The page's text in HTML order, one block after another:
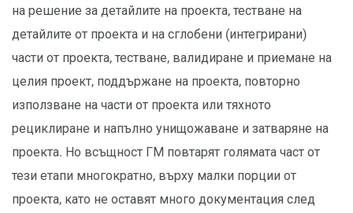
на решение за детайлите на проекта, тестване на
детайлите от проекта и на сглобени (интегрирани)
части от проекта, тестване, валидиране и приемане на
целия проект, поддържане на проекта, повторно
използване на части от проекта или тяхното
рециклиране и напълно унищожаване и затваряне на
проекта. Но всъщност ГМ повтарят голямата част от
тези етапи многократно, върху малки порции от
проекта, като не оставят много документация след